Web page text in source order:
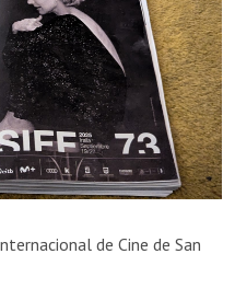
de Cine de San